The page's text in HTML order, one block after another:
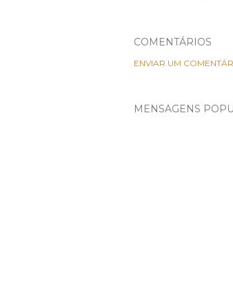
COMENTÁRIOS
ENVIAR UM
MENSAGENS